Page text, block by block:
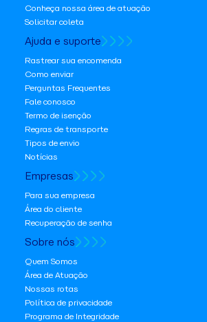
Conheça nossa área de atuação
Solicitar coleta
Ajuda e suporte
Rastrear sua encomenda
Como enviar
Perguntas Frequentes
Fale conosco
Termo de isenção
Regras de transporte
Tipos de envio
Notícias
Empresas
Para sua empresa
Área do cliente
Recuperação de senha
Sobre nós
Quem Somos
Área de Atuação
Nossas rotas
Política de privacidade
Programa de Integridade